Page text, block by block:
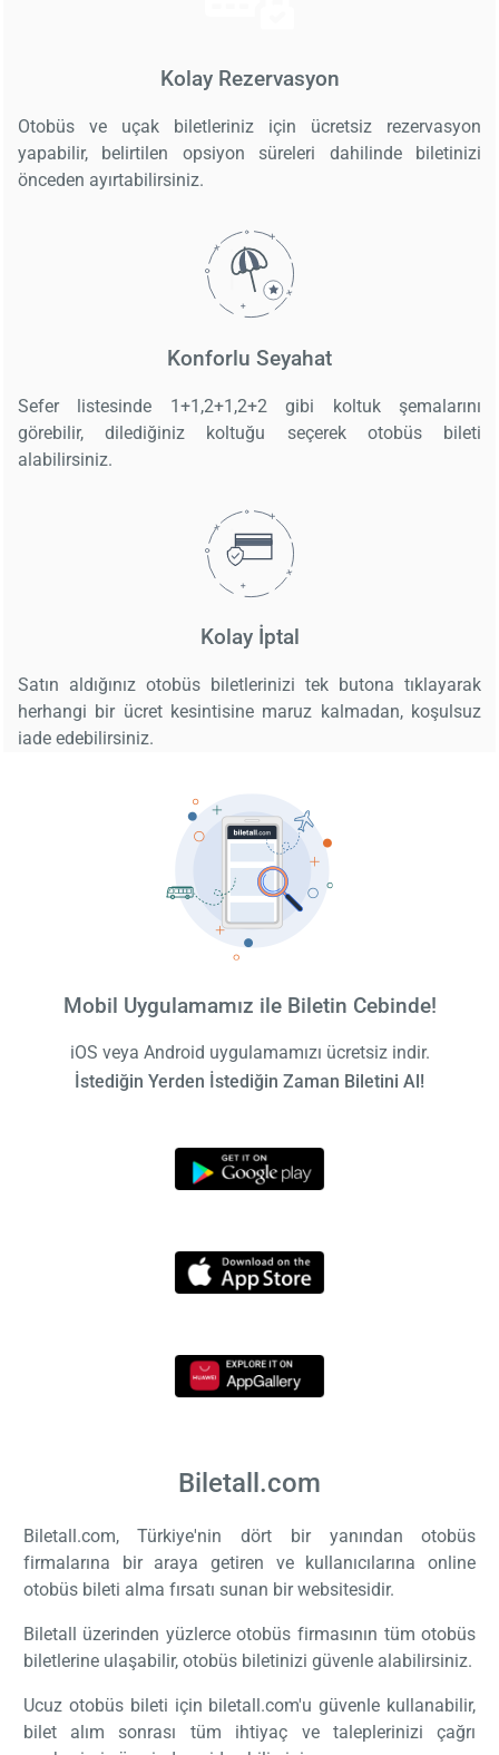
Kolay Rezervasyon
Otobüs ve uçak biletleriniz için ücretsiz rezervasyon
yapabilir, belirtilen opsiyon süreleri dahilinde biletinizi
önceden ayırtabilirsiniz.
Konforlu Seyahat
Sefer listesinde 1+1,2+1,2+2 gibi koltuk şemalarını
görebilir, dilediğiniz koltuğu seçerek otobüs bileti
alabilirsiniz.
Kolay İptal
Satın aldığınız otobüs biletlerinizi tek butona tıklayarak
herhangi bir ücret kesintisine maruz kalmadan, koşulsuz
iade edebilirsiniz.
Mobil Uygulamamız ile Biletin Cebinde!
iOS veya Android uygulamamızı ücretsiz indir.
İstediğin Yerden İstediğin Zaman Biletini Al!
Biletall.com
Biletall.com, Türkiye'nin dört bir yanından otobüs
firmalarına bir araya getiren ve kullanıcılarına online
otobüs bileti alma fırsatı sunan bir websitesidir.
Biletall üzerinden yüzlerce otobüs firmasının tüm otobüs
biletlerine ulaşabilir, otobüs biletinizi güvenle alabilirsiniz.
Ucuz otobüs bileti için biletall.com'u güvenle kullanabilir,
bilet alım sonrası tüm ihtiyaç ve taleplerinizi çağrı